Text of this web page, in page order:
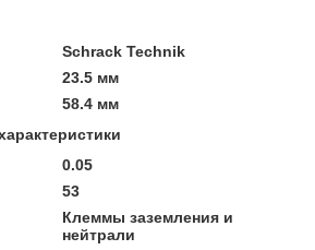
Schrack Technik
23.5 мм
58.4 мм
0.05
53
Клеммы заземления и
нейтрали